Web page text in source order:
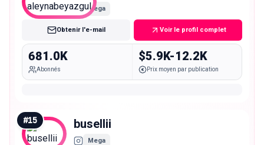
Mega
Obtenir l'e-mail Voir le profil complet
681.0K
Abonnés
$5.9K-12.2K
Prix moyen par publication
#15 busellii
Mega